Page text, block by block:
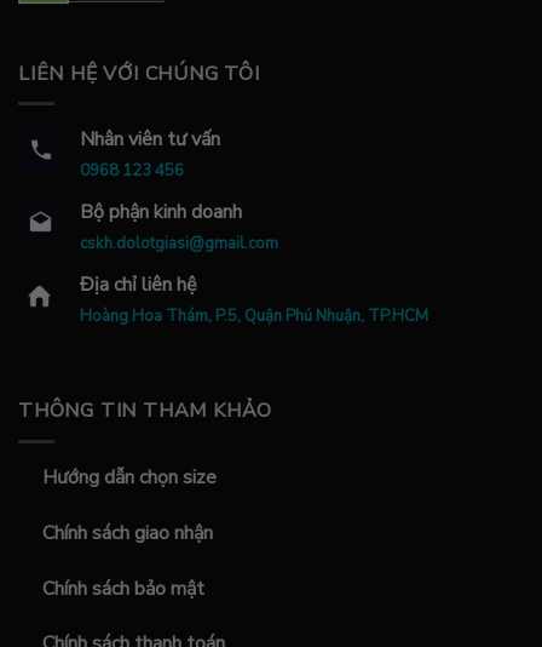
LIÊN HỆ VỚI CHÚNG TÔI
Nhân viên tư vấn
0968 123 456
Bộ phận kinh doanh
cskh.dolotgiasi@gmail.com
Địa chỉ liên hệ
Hoàng Hoa Thám, P.5, Quận Phú Nhuận, TP.HCM
THÔNG TIN THAM KHẢO
Hướng dẫn chọn size
Chính sách giao nhận
Chính sách bảo mật